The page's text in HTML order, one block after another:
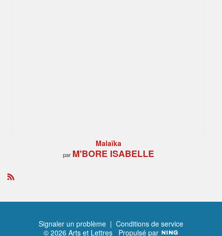
Malaïka
par M'BORE ISABELLE
R
Signaler un problème | Conditions de service
© 2026 Arts et Lettres Propulsé par